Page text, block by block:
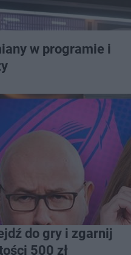
w programie i
do gry i zgarnij
500 zł